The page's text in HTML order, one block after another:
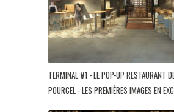
TERMINAL #1 - LE POP-UP RESTAURANT
POURCEL - LES PREMIÈRES IMAGES EN